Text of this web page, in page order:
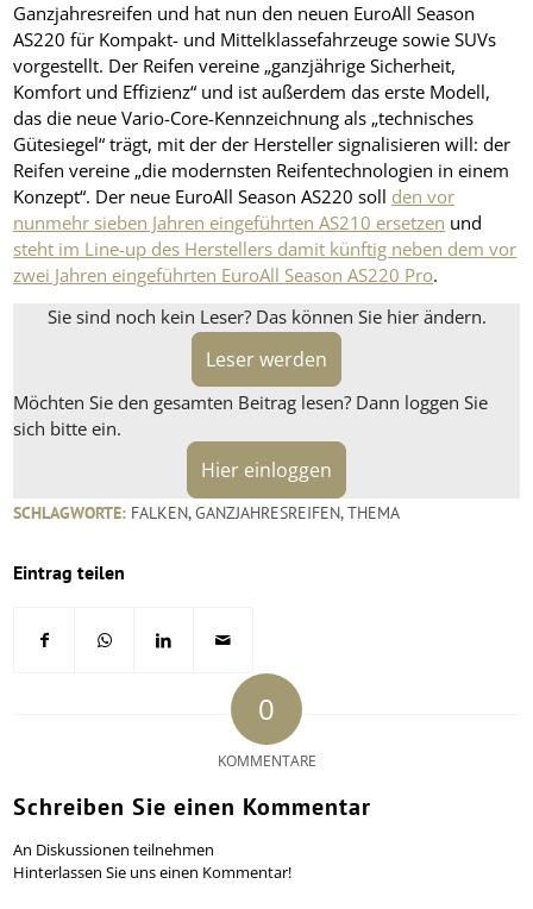
Ganzjahresreifen und hat nun den neuen EuroAll Season
AS220 für Kompakt- und Mittelklassefahrzeuge sowie SUVs
vorgestellt. Der Reifen vereine „ganzjährige Sicherheit,
Komfort und Effizienz“ und ist außerdem das erste Modell,
das die neue Vario-Core-Kennzeichnung als „technisches
Gütesiegel“ trägt, mit der der Hersteller signalisieren will: der
Reifen vereine „die modernsten Reifentechnologien in einem
Konzept“. Der neue EuroAll Season AS220 soll den vor
nunmehr sieben Jahren eingeführten AS210 ersetzen und
steht im Line-up des Herstellers damit künftig neben dem vor
zwei Jahren eingeführten EuroAll Season AS220 Pro.
Sie sind noch kein Leser? Das können Sie hier ändern.
Leser werden
Möchten Sie den gesamten Beitrag lesen? Dann loggen Sie
sich bitte ein.
Hier einloggen
SCHLAGWORTE: FALKEN,GANZJAHRESREIFEN,THEMA
Eintrag teilen
0
KOMMENTARE
Schreiben Sie einen Kommentar
An Diskussionen teilnehmen
Hinterlassen Sie uns einen Kommentar!